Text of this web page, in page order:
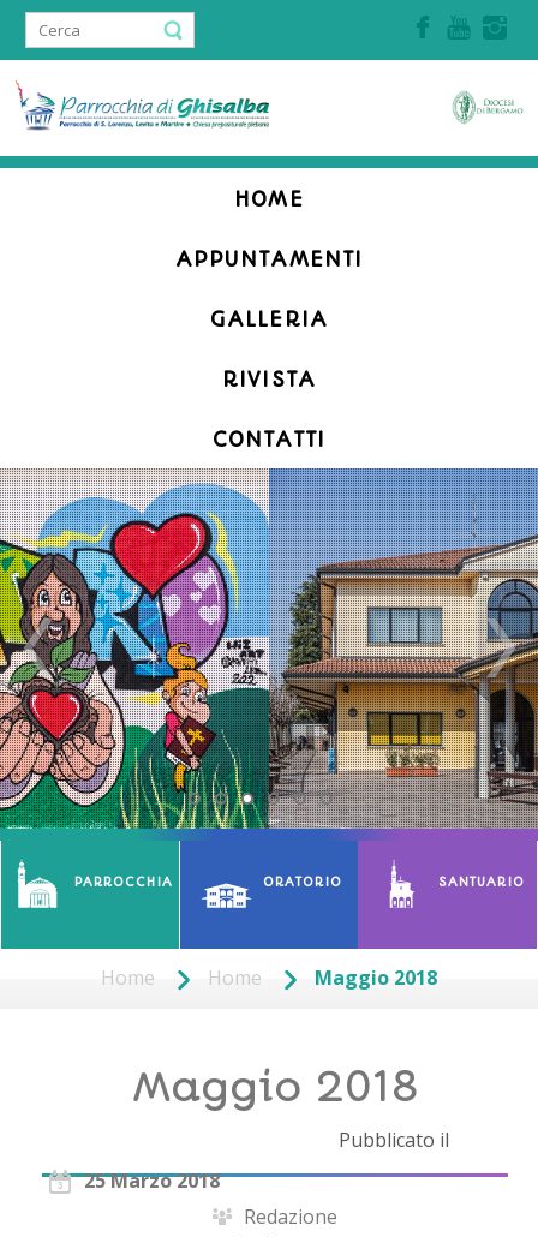
HOME
APPUNTAMENTI
GALLERIA
RIVISTA
CONTATTI
PARROCCHIA ORATORIO SANTUARIO
Home Home Maggio 2018
Maggio 2018
Pubblicato il
25 Marzo 2018
Redazione